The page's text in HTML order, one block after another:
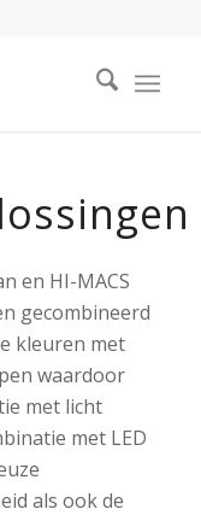
en HI-MACS
gecombineerd
kleuren met
waardoor
met licht
met LED
als ook de